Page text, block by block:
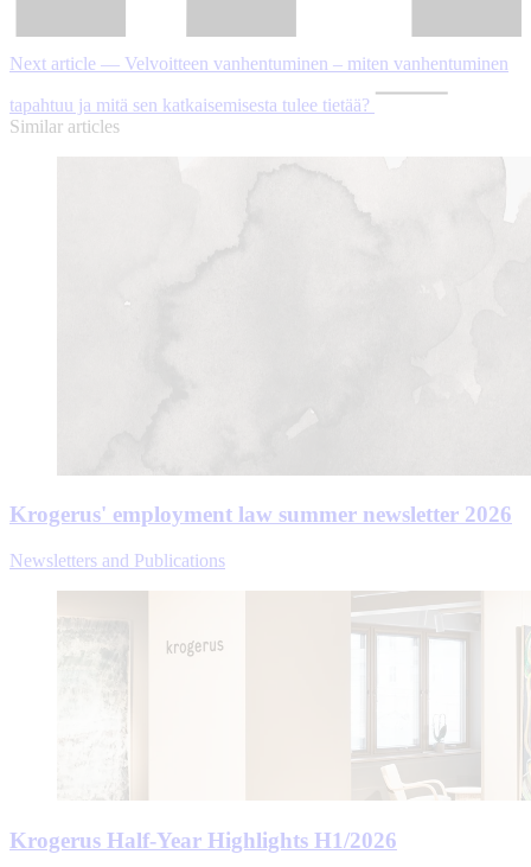
Next article — Velvoitteen vanhentuminen – miten vanhentuminen
tapahtuu ja mitä sen katkaisemisesta tulee tietää?
Similar articles
Krogerus' employment law summer newsletter 2026
Newsletters and Publications
Krogerus Half-Year Highlights H1/2026